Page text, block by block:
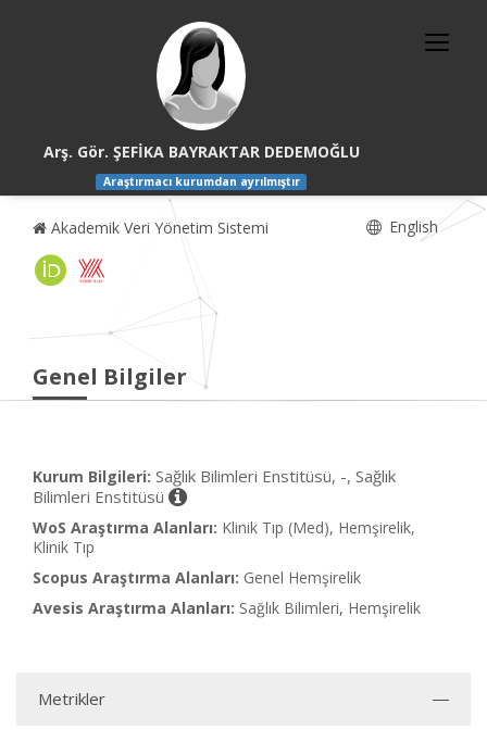
Arş. Gör. ŞEFİKA BAYRAKTAR DEDEMOĞLU
Araştırmacı kurumdan ayrılmıştır
Akademik Veri Yönetim Sistemi English
Genel Bilgiler
Kurum Bilgileri: Sağlık Bilimleri Enstitüsü, -, Sağlık
Bilimleri Enstitüsü
WoS Araştırma Alanları: Klinik Tıp (Med), Hemşirelik,
Klinik Tıp
Scopus Araştırma Alanları: Genel Hemşirelik
Avesis Araştırma Alanları: Sağlık Bilimleri, Hemşirelik
Metrikler